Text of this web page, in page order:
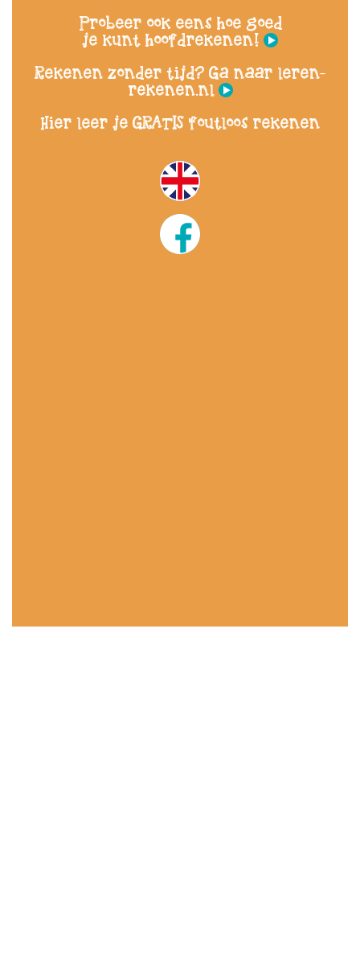
Probeer ook eens hoe goed
je kunt hoofdrekenen!
Rekenen zonder tijd? Ga naar leren-
rekenen.nl
Hier leer je GRATIS foutloos rekenen